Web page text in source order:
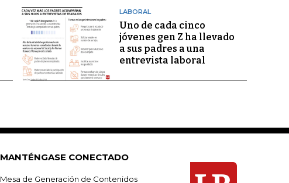
LABORAL
Uno de cada cinco
jóvenes gen Z ha llevado
a sus padres a una
entrevista laboral
MANTÉNGASE CONECTADO
Mesa de Generación de Contenidos